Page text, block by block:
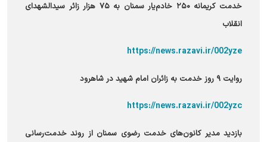
خدمت کریمانه ۲۵۰ خادم‌یار سمنان به ۷۵ هزار زائر سیدالشهدای
انقلاب
https://news.razavi.ir/002yze
روایت ۹ روز خدمت به زائران امام شهید در شاهرود
https://news.razavi.ir/002yzc
بازدید مدیر کانون‌های خدمت رضوی سمنان از روند خدمت‌رسانی